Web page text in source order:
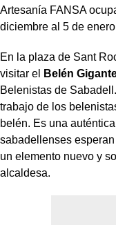
Artesanía FANSA
diciembre al 5 de
En la plaza de Sant
visitar el
Belén
Belenistas de
trabajo de los
belén. Es una
sabadellenses
un elemento nuevo y
alcaldesa.